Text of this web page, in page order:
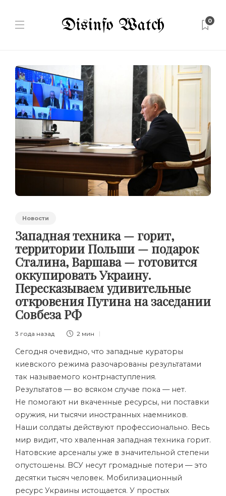
0
Новости
Западная техника — горит,
территории Польши — подарок
Сталина, Варшава — готовится
оккупировать Украину.
Пересказываем удивительные
откровения Путина на заседании
Совбеза РФ
3 года назад 2 мин
Сегодня очевидно, что западные кураторы
киевского режима разочарованы результатами
так называемого контрнаступления.
Результатов — во всяком случае пока — нет.
Не помогают ни вкаченные ресурсы, ни поставки
оружия, ни тысячи иностранных наемников.
Наши солдаты действуют профессионально. Весь
мир видит, что хваленная западная техника горит.
Натовские арсеналы уже в значительной степени
опустошены. ВСУ несут громадные потери — это
десятки тысяч человек. Мобилизационный
ресурс Украины истощается. У простых